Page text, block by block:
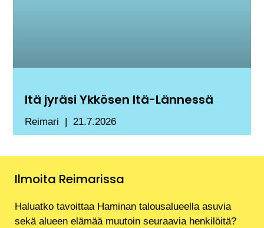
Itä jyräsi Ykkösen Itä-Lännessä
Reimari 21.7.2026
Ilmoita Reimarissa
Haluatko tavoittaa Haminan talousalueella asuvia
sekä alueen elämää muutoin seuraavia henkilöitä?